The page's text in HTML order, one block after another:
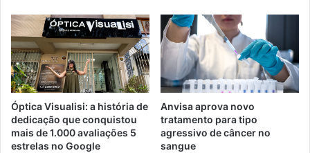
Óptica Visualisi: a história de
dedicação que conquistou
mais de 1.000 avaliações 5
estrelas no Google
Anvisa aprova novo
tratamento para tipo
agressivo de câncer no
sangue